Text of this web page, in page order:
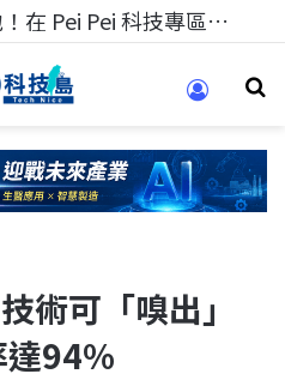
科技人的經驗傳承地！在 Pei Pei 科技專區，與學弟妹交流最硬核的技術
術可「嗅出」
達94%